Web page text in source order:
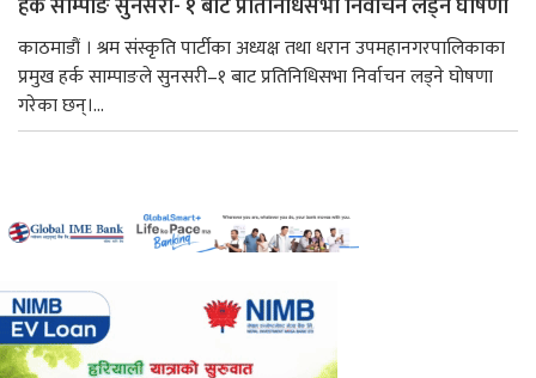
काठमाडौं । श्रम संस्कृति पार्टीका अध्यक्ष तथा धरान उपमहानगरपालिकाका
प्रमुख हर्क साम्पाङले सुनसरी–१ बाट प्रतिनिधिसभा निर्वाचन लड्ने घोषणा
गरेका छन्।...